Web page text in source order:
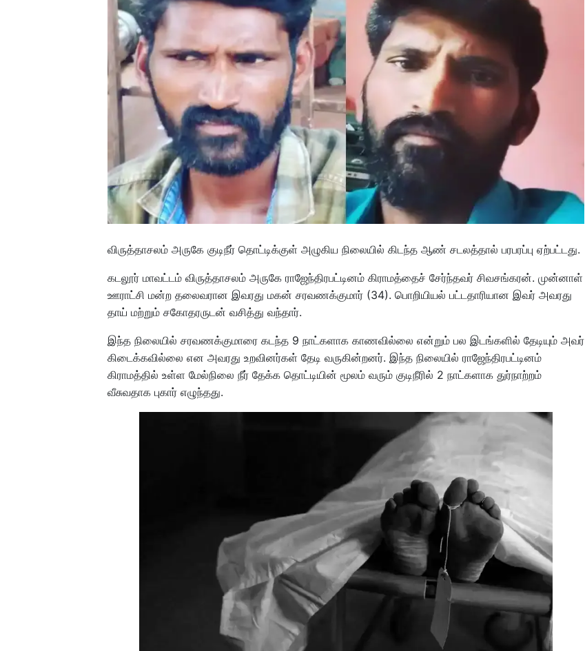
விருத்தாசலம் அருகே குடிநீர் தொட்டிக்குள் அழுகிய நிலையில் கிடந்த ஆண் சடலத்தால் பரபரப்பு ஏற்பட்டது.
கடலூர் மாவட்டம் விருத்தாசலம் அருகே ராஜேந்திரபட்டினம் கிராமத்தைச் சேர்ந்தவர் சிவசங்கரன். முன்னாள்
ஊராட்சி மன்ற தலைவரான இவரது மகன் சரவணக்குமார் (34). பொறியியல் பட்டதாரியான இவர் அவரது
தாய் மற்றும் சகோதரருடன் வசித்து வந்தார்.
இந்த நிலையில் சரவணக்குமாரை கடந்த 9 நாட்களாக காணவில்லை என்றும் பல இடங்களில் தேடியும் அவர்
கிடைக்கவில்லை என அவரது உறவினர்கள் தேடி வருகின்றனர். இந்த நிலையில் ராஜேந்திரபட்டினம்
கிராமத்தில் உள்ள மேல்நிலை நீர் தேக்க தொட்டியின் மூலம் வரும் குடிநீரில் 2 நாட்களாக துர்நாற்றம்
வீசுவதாக புகார் எழுந்தது.